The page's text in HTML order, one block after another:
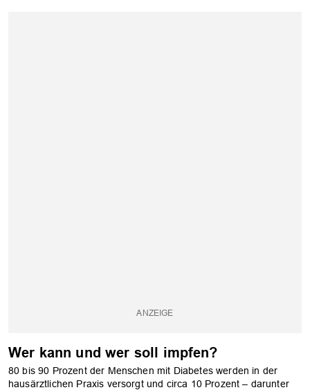
Wer kann und wer soll impfen?
80 bis 90 Prozent der Menschen mit Diabetes werden in der
hausärztlichen Praxis versorgt und circa 10 Prozent – darunter